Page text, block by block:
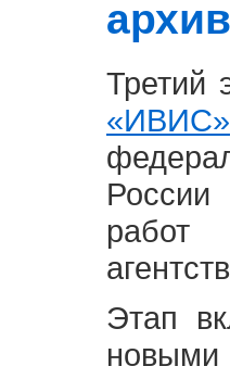
Третий
«ИВИС»
России
работ
Этап